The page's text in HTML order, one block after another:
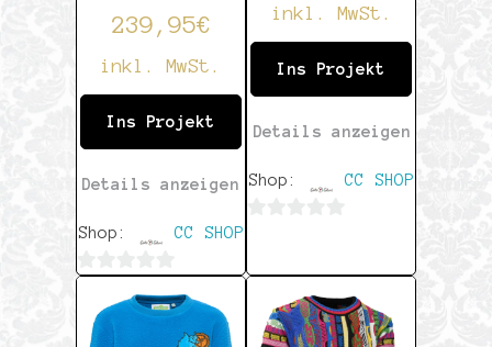
239,95€
inkl. MwSt.
Ins Projekt
Details anzeigen
Shop: CC SHOP
0
von
inkl. MwSt.
Ins Projekt
Details anzeigen
Shop: CC SHOP